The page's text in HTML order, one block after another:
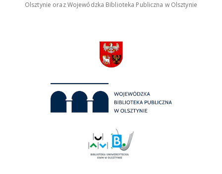
Olsztynie oraz Wojewódzka Biblioteka Publiczna w Olsztynie